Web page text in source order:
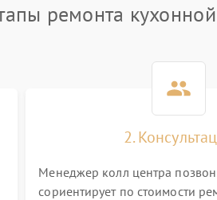
ремонта
2.
Менеджер колл центра
сориентирует по стоимости